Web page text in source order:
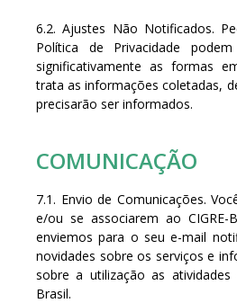
6.2. Ajustes Não Notificados.
Política de Privacidade
significativamente as formas
trata as informações coletadas,
precisarão ser informados.
COMUNICAÇÃO
7.1. Envio de Comunicações.
e/ou se associarem ao CIGRE-
enviemos para o seu e-mail
novidades sobre os serviços e
sobre a utilização as atividades
Brasil.